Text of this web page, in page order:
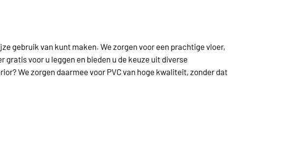
gebruik van kunt maken. We zorgen voor een prachtige vloer,
voor u leggen en bieden u de keuze uit diverse
We zorgen daarmee voor PVC van hoge kwaliteit, zonder dat